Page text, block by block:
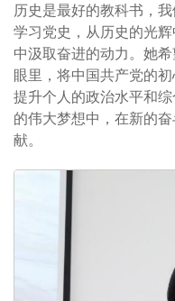
历史是最好的教科书，
学习党史，从历史的光
中汲取奋进的动力。她
眼里，将中国共产党的
提升个人的政治水平和
的伟大梦想中，在新的
献。